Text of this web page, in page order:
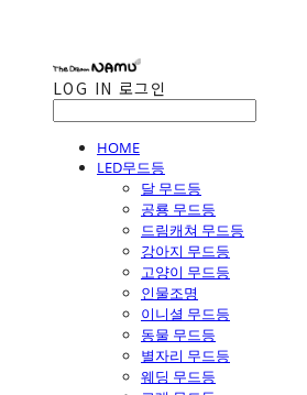
LOG IN 로그인
HOME
LED무드등
달 무드등
공룡 무드등
드림캐쳐 무드등
강아지 무드등
고양이 무드등
인물조명
이니셜 무드등
동물 무드등
별자리 무드등
웨딩 무드등